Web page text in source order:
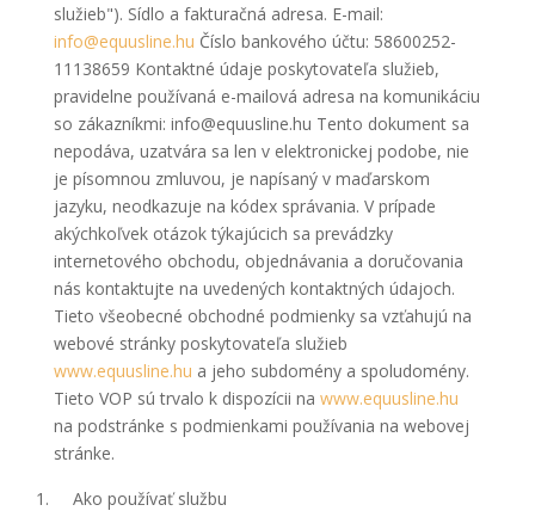
služieb"). Sídlo a fakturačná adresa. E-mail:
info@equusline.hu Číslo bankového účtu: 58600252-
11138659 Kontaktné údaje poskytovateľa služieb,
pravidelne používaná e-mailová adresa na komunikáciu
so zákazníkmi: info@equusline.hu Tento dokument sa
nepodáva, uzatvára sa len v elektronickej podobe, nie
je písomnou zmluvou, je napísaný v maďarskom
jazyku, neodkazuje na kódex správania. V prípade
akýchkoľvek otázok týkajúcich sa prevádzky
internetového obchodu, objednávania a doručovania
nás kontaktujte na uvedených kontaktných údajoch.
Tieto všeobecné obchodné podmienky sa vzťahujú na
webové stránky poskytovateľa služieb
www.equusline.hu a jeho subdomény a spoludomény.
Tieto VOP sú trvalo k dispozícii na www.equusline.hu
na podstránke s podmienkami používania na webovej
stránke.
Ako používať službu